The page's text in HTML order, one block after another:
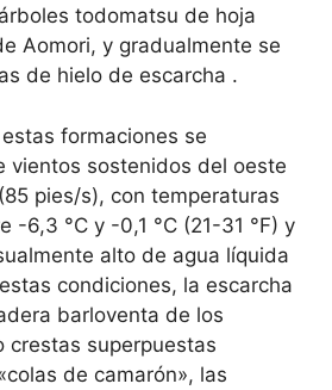
todomatsu de hoja
Aomori, y gradualmente se
de hielo de escarcha .
formaciones se
vientos sostenidos del oeste
pies/s), con temperaturas
-6,3 °C y -0,1 °C (21-31 °F) y
alto de agua líquida
condiciones, la escarcha
barloventa de los
crestas superpuestas
de camarón», las